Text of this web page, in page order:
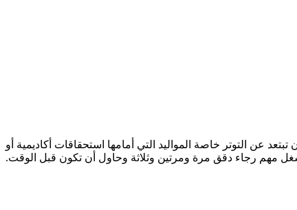
عن التوتر خاصة المواليد التي أمامها استحقاقات أكاديمية أو
مهم رجاء دقق مرة ومرتين وثلاثة وحاول أن تكون قبل الوقت.